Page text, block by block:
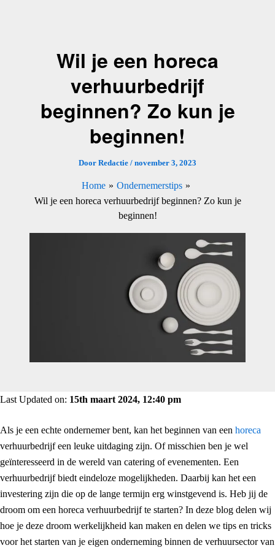
Wil je een horeca
verhuurbedrijf
beginnen? Zo kun je
beginnen!
Door Redactie / november 3, 2023
Home
Ondernemerstips
Wil je een horeca verhuurbedrijf beginnen? Zo kun je
beginnen!
Last Updated on: 15th maart 2024, 12:40 pm
Als je een echte ondernemer bent, kan het beginnen van een horeca
verhuurbedrijf een leuke uitdaging zijn. Of misschien ben je wel
geïnteresseerd in de wereld van catering of evenementen. Een
verhuurbedrijf biedt eindeloze mogelijkheden. Daarbij kan het een
investering zijn die op de lange termijn erg winstgevend is. Heb jij de
droom om een horeca verhuurbedrijf te starten? In deze blog delen wij
hoe je deze droom werkelijkheid kan maken en delen we tips en tricks
voor het starten van je eigen onderneming binnen de verhuursector van